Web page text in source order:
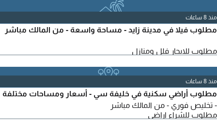
منذ 8 ساعات
مطلوب فيلا في مدينة زايد - مساحة واسعة - من المالك مباشر
مطلوب للايجار فلل ومنازل
منذ 8 ساعات
مطلوب أراضي سكنية في خليفة سي - أسعار ومساحات مختلفة
- تخليص فوري - من المالك مباشر
مطلوب للشراء اراضي